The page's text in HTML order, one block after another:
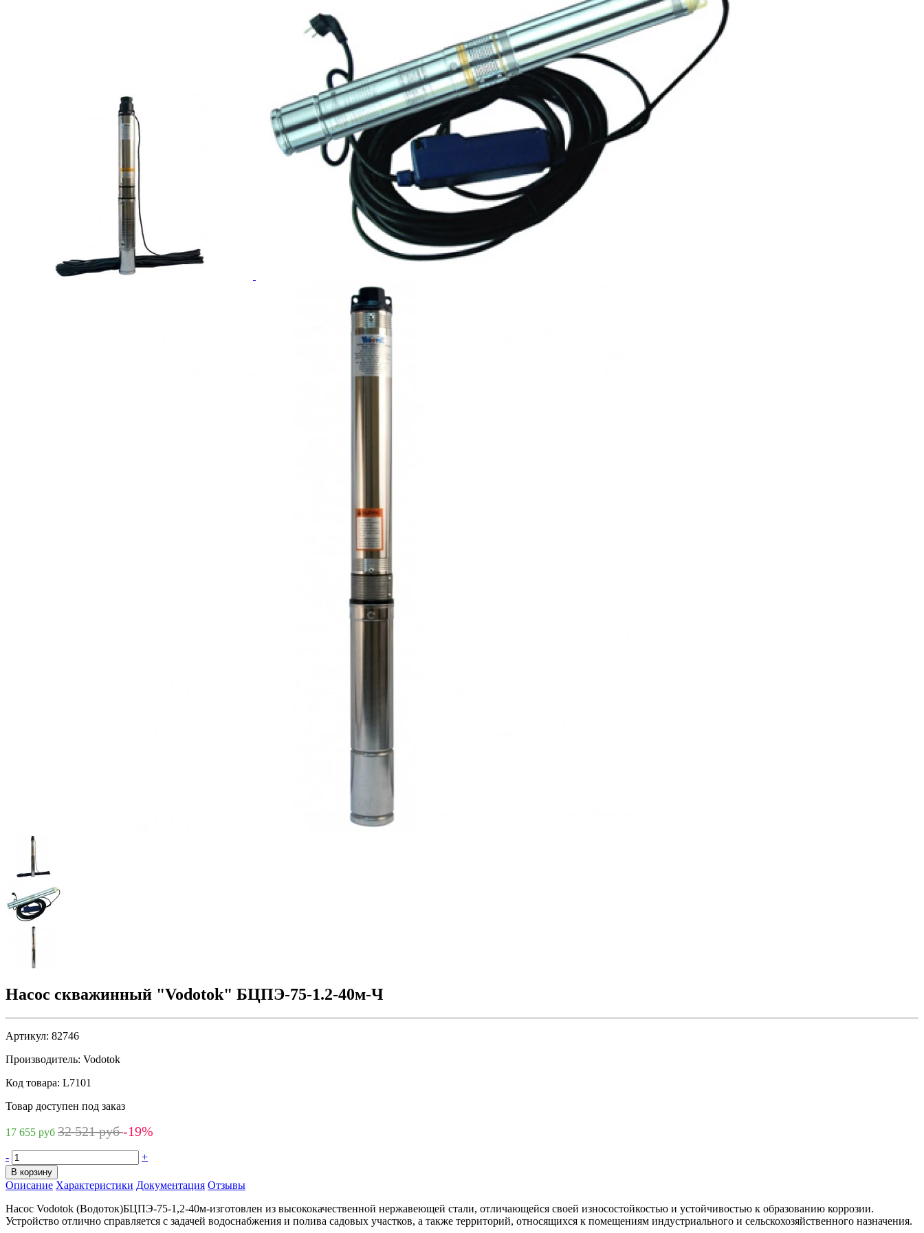
Насос скважинный "Vodotok" БЦПЭ-75-1.2-40м-Ч
Артикул: 82746
Производитель: Vodotok
Код товара: L7101
Товар доступен под заказ
17 655 руб 32 521 руб-19%
- +
В корзину
Описание Характеристики Документация Отзывы
Насос Vodotok (Водоток)БЦПЭ-75-1,2-40м-изготовлен из высококачественной нержавеющей стали, отличающейся своей износостойкостью и устойчивостью к образованию коррозии.
Устройство отлично справляется с задачей водоснабжения и полива садовых участков, а также территорий, относящихся к помещениям индустриального и сельскохозяйственного назначения.